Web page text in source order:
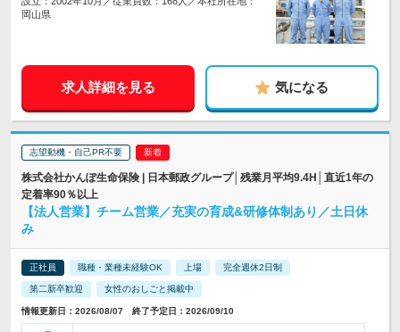
岡山県
求人詳細を見る 気になる
志望動機・自己PR不要
株式会社かんぽ生命保険 | 日本郵政グループ│残業月平均9.4H│直近1年の
定着率90％以上
【法人営業】チーム営業／充実の育成&研修体制あり／土日休
み
正社員 職種・業種未経験OK 上場 完全週休2日制
第二新卒歓迎 女性のおしごと掲載中
情報更新日：2026/08/07 終了予定日：2026/09/10